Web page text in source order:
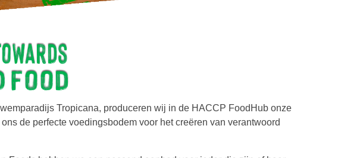
Tropicana, produceren wij in de HACCP FoodHub onze
de perfecte voedingsbodem voor het creëren van verantwoord